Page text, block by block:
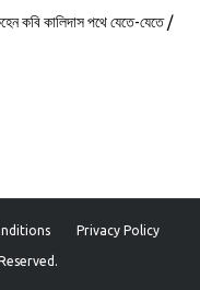
কবি কালিদাস পথে যেতে-যেতে /
Privacy Policy